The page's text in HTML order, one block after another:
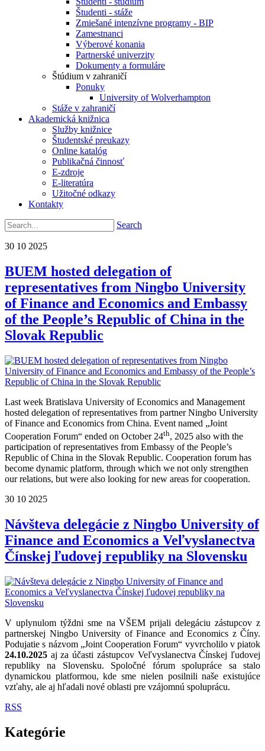
Študenti - stáže
Zmiešané intenzívne programy - BIP
Zamestnanci
Výberové konania
Partnerské univerzity
Dokumenty a formuláre
Štúdium v zahraničí
Ponuky
University of Wolverhampton
Stáže v zahraničí
Akademická knižnica
Služby knižnice
Študentské preukazy
Online katalóg
Publikačná činnosť
E-zdroje
E-literatúra
Užitočné odkazy
Kontakty
Search
30 10 2025
BUEM hosted delegation of
representatives from Ningbo University
of Finance and Economics and Embassy
of the People’s Republic of China in the
Slovak Republic
Last week Bratislava University of Economics and Management
hosted delegation of representatives from partner Ningbo University
of Finance and Economics from China. Event named „Joint
Cooperation Forum“ ended on October 24th, 2025 also with the
participation of representatives from Embassy of the People’s
Republic of China in the Slovak Republic. Cooperation forum has
become dynamic platform, through which we not only strengthen
our relations, but were also looking for new areas for cooperation.
30 10 2025
Návšteva delegácie z Ningbo University of
Finance and Economics a Veľvyslanectva
Čínskej ľudovej republiky na Slovensku
V uplynulom týždni sme na VŠEM prijali delegáciu zástupcov z
partnerskej Ningbo University of Finance and Economics z Číny.
Podujatie s názvom „Joint Cooperation Forum“ vyvrcholilo v piatok
24.10.2025 aj za účasti zástupcov Veľvyslanectva Čínskej ľudovej
republiky na Slovensku. Spoločné fórum spolupráce sa stalo
dynamickou platformou, kde sme nielen posilnili naše existujúce
vzťahy, ale aj hľadali nové oblasti pre vzájomnú spoluprácu.
RSS
Kategórie